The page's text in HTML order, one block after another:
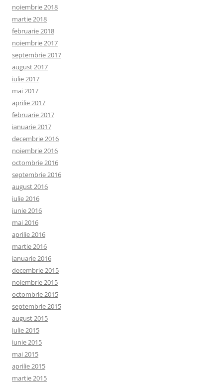
noiembrie 2018
martie 2018
februarie 2018
noiembrie 2017
septembrie 2017
august 2017
iulie 2017
mai 2017
aprilie 2017
februarie 2017
ianuarie 2017
decembrie 2016
noiembrie 2016
octombrie 2016
septembrie 2016
august 2016
iulie 2016
iunie 2016
mai 2016
aprilie 2016
martie 2016
ianuarie 2016
decembrie 2015
noiembrie 2015
octombrie 2015
septembrie 2015
august 2015
iulie 2015
iunie 2015
mai 2015
aprilie 2015
martie 2015